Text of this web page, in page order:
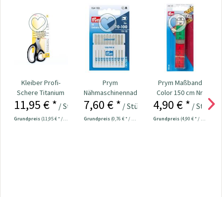
Kleiber Profi-
Schere Titanium
Line 20,5 cm Nr....
11,95 € * / Stück
Grundpreis (11,95 € * / 1 Stück)
Prym
Nähmaschinennadeln
130/705
Universal...
7,60 € * / Stück
Grundpreis (0,76 € * / 1 Stück)
Prym Maßband
Color 150 cm Nr.
282121
4,90 € * / Stück
Grundpreis (4,90 € * / 1 Stück)